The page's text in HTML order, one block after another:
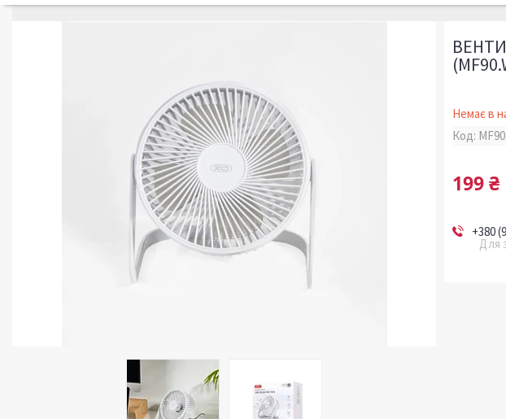
Немає в
Код:
199 ₴
+380
Для